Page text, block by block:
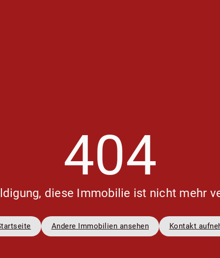
404
diese Immobilie ist nicht mehr
Andere Immobilien ansehen Kontakt